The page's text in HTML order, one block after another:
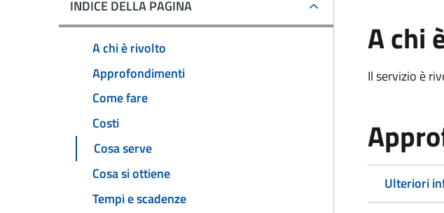
INDICE DELLA PAGINA
A chi è rivolto
Approfondimenti
Come fare
Costi
Cosa serve
Cosa si ottiene
Tempi e scadenze
A chi
Il servizio è
Ulteriori